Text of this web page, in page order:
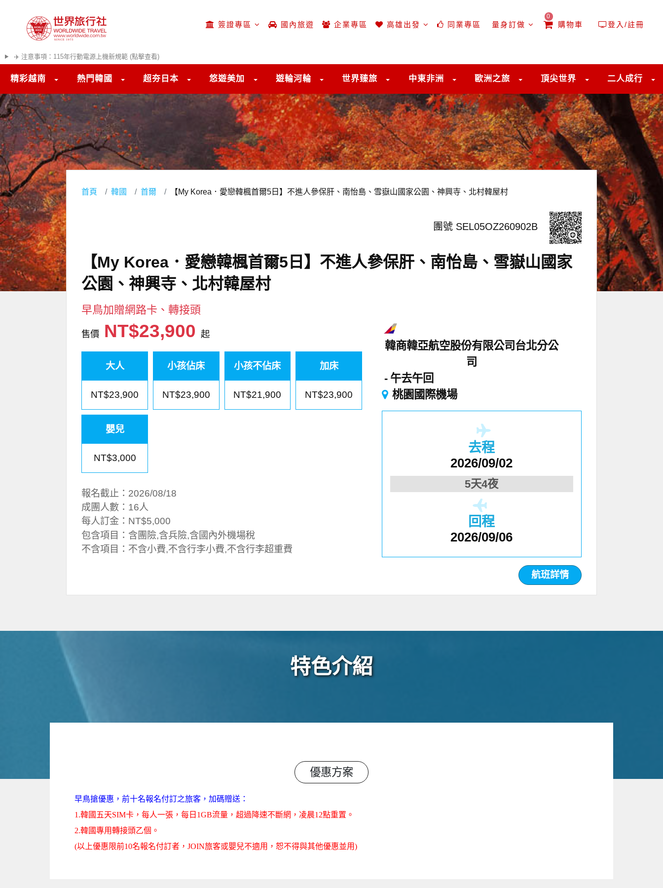
簽證專區 國內旅遊 企業專區 高雄出發 同業專區 量身訂做 購物車
0
登入/註冊
✈️ 注意事項：115年行動電源上機新規範 (點擊查看)
精彩越南 熱門韓國 超夯日本 悠遊美加 遊輪河輪 世界臻旅 中東非洲 歐洲之旅 頂尖世界 二人成行
首頁 韓國 首爾 【My Korea．愛戀韓楓首爾5日】不進人參保肝、南怡島、雪嶽山國家公園、神興寺、北村韓屋村
團號 SEL05OZ260902B
【My Korea．愛戀韓楓首爾5日】不進人參保肝、南怡島、雪嶽山國家
公園、神興寺、北村韓屋村
早鳥加贈網路卡、轉接頭
售價 NT$23,900起
大人
NT$23,900
小孩佔床
NT$23,900
小孩不佔床
NT$21,900
加床
NT$23,900
嬰兒
NT$3,000
報名截止：2026/08/18
成團人數：16人
每人訂金：NT$5,000
包含項目：含團險,含兵險,含國內外機場稅
不含項目：不含小費,不含行李小費,不含行李超重費
韓商韓亞航空股份有限公司台北分公
司
午去午回
桃園國際機場
去程
2026/09/02
5天4夜
回程
2026/09/06
航班詳情
特色介紹
優惠方案
早鳥搶優惠，前十名報名付訂之旅客，加碼贈送：
1.韓國五天SIM卡，每人一張，每日1GB流量，超過降速不斷網，凌晨12點重置 。
2.韓國專用轉接頭乙個。
(以上優惠限前10名報名付訂者，JOIN旅客或嬰兒不適用，恕不得與其他優惠並用)